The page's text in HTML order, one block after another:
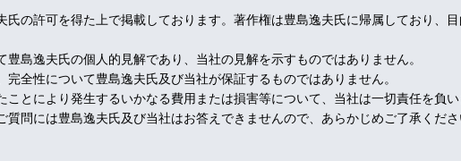
の許可を得た上で掲載しております。著作権は豊島逸夫氏に帰属しており、
島逸夫氏の個人的見解であり、当社の見解を示すものではありません。
全性について豊島逸夫氏及び当社が保証するものではありません。
とにより発生するいかなる費用または損害等について、当社は一切責任を負い
問には豊島逸夫氏及び当社はお答えできませんので、あらかじめご了承くださ